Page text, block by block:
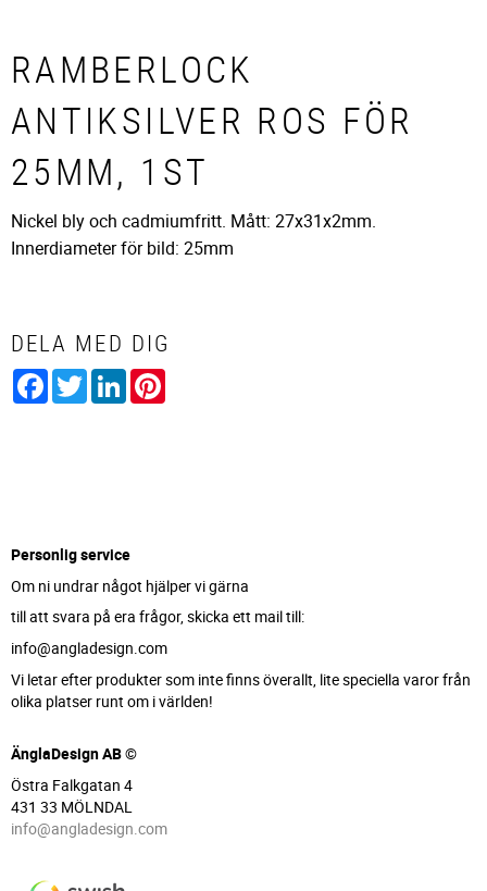
RAMBERLOCK
ANTIKSILVER ROS FÖR
25MM, 1ST
Nickel bly och cadmiumfritt. Mått: 27x31x2mm.
Innerdiameter för bild: 25mm
DELA MED DIG
Facebook
TwitterLinkedIn
Personlig service
Om ni undrar något hjälper vi gärna
till att svara på era frågor, skicka ett mail till:
info@angladesign.com
Vi letar efter produkter som inte finns överallt, lite speciella varor från
olika platser runt om i världen!
ÄnglaDesign AB ©
Östra Falkgatan 4
431 33 MÖLNDAL
info@angladesign.com